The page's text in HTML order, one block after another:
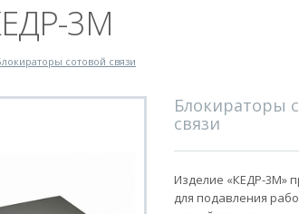
3М
сотовой связи
Блокираторы
связи
Изделие «КЕДР-3М»
для подавления